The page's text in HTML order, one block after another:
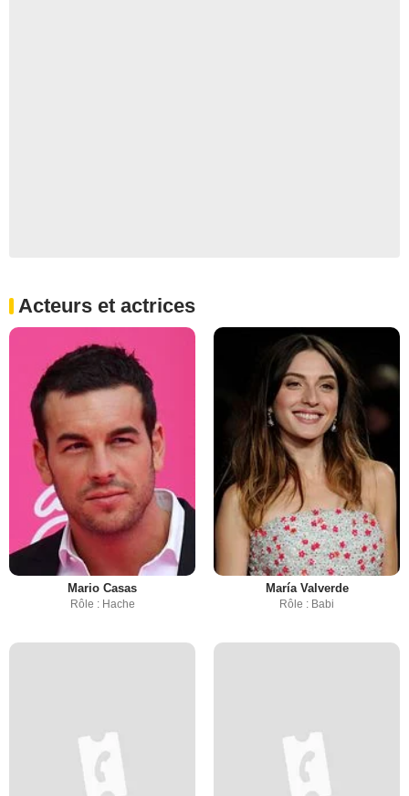
Acteurs et actrices
Mario Casas
Rôle : Hache
María Valverde
Rôle : Babi